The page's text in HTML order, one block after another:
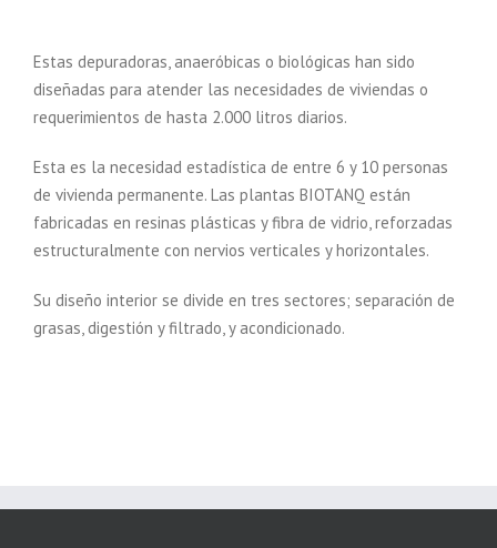
Estas depuradoras, anaeróbicas o biológicas han sido
diseñadas para atender las necesidades de viviendas o
requerimientos de hasta 2.000 litros diarios.
Esta es la necesidad estadística de entre 6 y 10 personas
de vivienda permanente. Las plantas BIOTANQ están
fabricadas en resinas plásticas y fibra de vidrio, reforzadas
estructuralmente con nervios verticales y horizontales.
Su diseño interior se divide en tres sectores; separación de
grasas, digestión y filtrado, y acondicionado.